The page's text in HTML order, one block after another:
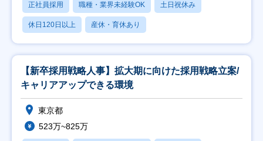
正社員採用 職種・業界未経験OK 土日祝休み
休日120日以上 産休・育休あり
【新卒採用戦略人事】拡大期に向けた採用戦略立案/
キャリアアップできる環境
東京都
523万~825万